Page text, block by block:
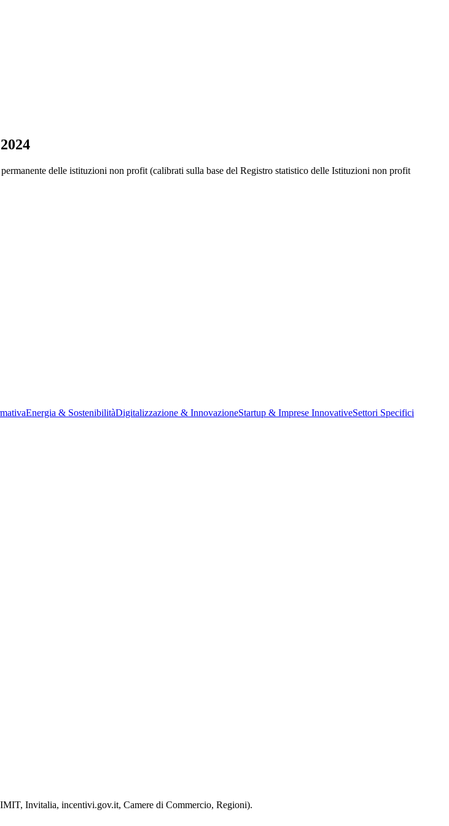
delle istituzioni non profit (calibrati sulla base del Registro statistico delle Istituzioni non profit
Energia & SostenibilitàDigitalizzazione & InnovazioneStartup & Imprese InnovativeSettori Specifici
Invitalia, incentivi.gov.it, Camere di Commercio, Regioni).